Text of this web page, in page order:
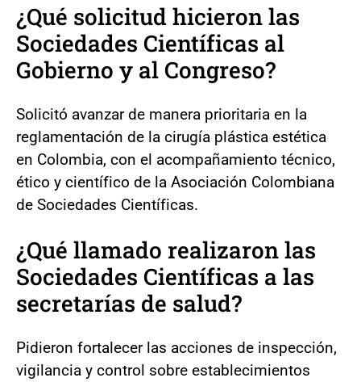
¿Qué solicitud hicieron las
Sociedades Científicas al
Gobierno y al Congreso?
Solicitó avanzar de manera prioritaria en la
reglamentación de la cirugía plástica estética
en Colombia, con el acompañamiento técnico,
ético y científico de la Asociación Colombiana
de Sociedades Científicas.
¿Qué llamado realizaron las
Sociedades Científicas a las
secretarías de salud?
Pidieron fortalecer las acciones de inspección,
vigilancia y control sobre establecimientos